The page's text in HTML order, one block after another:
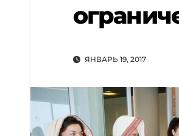
ЯНВАРЬ 19, 2017